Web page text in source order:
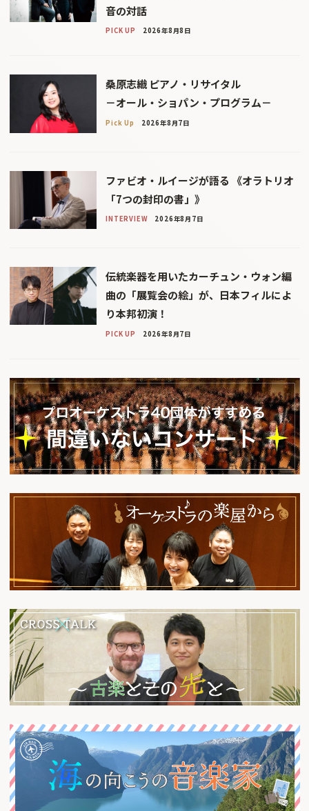
音の対話
PICK UP 2026年8月8日
桑原志織 ピアノ・リサイタル
－オール・ショパン・プログラム－
Pick Up 2026年8月7日
ファビオ・ルイージが語る 《オラトリオ
「7つの封印の書」》
INTERVIEW 2026年8月7日
伝統楽器を用いたカーチュン・ウォン編
曲の「展覧会の絵」が、日本フィルによ
り本邦初演！
PICK UP 2026年8月7日